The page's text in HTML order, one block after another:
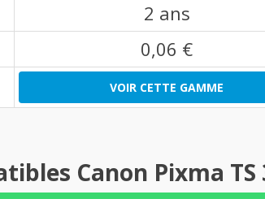
2 ans
0,06 €
VOIR CETTE GAMME
Canon Pixma TS